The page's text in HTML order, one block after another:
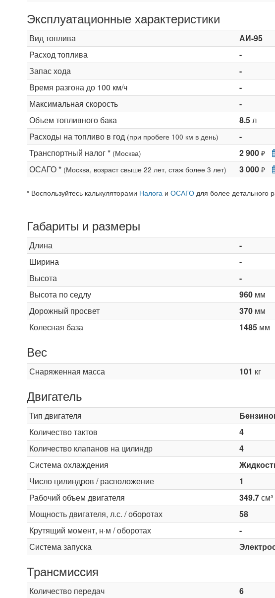
Эксплуатационные характеристики
Вид топлива
АИ-95
Расход топлива
-
Запас хода
-
Время разгона до 100 км/ч
-
Максимальная скорость
-
Объем топливного бака
8.5л
Расходы на топливо в год (при пробеге 100 км в день)
-
Транспортный налог * (Москва) 2 900 ₽
ОСАГО * (Москва, возраст свыше 22 лет, стаж более 3 лет) 3 000 ₽
* Воспользуйтесь калькуляторами Налогаи ОСАГОдля более детального
Габариты и размеры
Длина
-
Ширина
-
Высота
-
Высота по седлу
960мм
Дорожный просвет
370мм
Колесная база
1485мм
Вес
Снаряженная масса 101 кг
Двигатель
Тип двигателя
Количество тактов
4
Количество клапанов на цилиндр
4
Система охлаждения
Число цилиндров / расположение
1
Рабочий объем двигателя
349.7см³
Мощность двигателя, л.с. / оборотах
58
Крутящий момент, н·м / оборотах
-
Система запуска
Трансмиссия
Количество передач
6